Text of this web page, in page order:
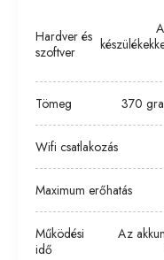
Hardver és
szoftver
Tömeg 370
Wifi csatlakozás
Maximum erőhatás
Működési
idő
Az